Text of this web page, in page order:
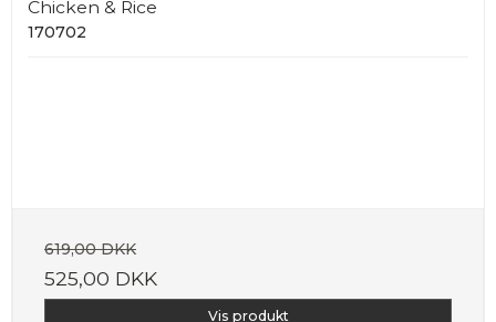
Chicken & Rice
170702
619,00 DKK
525,00 DKK
Vis produkt